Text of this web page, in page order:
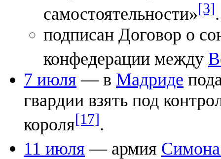
самостоятельности»[3].
подписан Договор о
конфедерации между
7 июля — в Мадриде
гвардии взять под
короля[17].
11 июля — армия